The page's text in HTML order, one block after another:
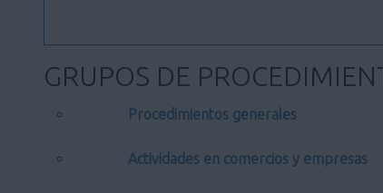
GRUPOS DE
Procedimientos generales
Actividades en comercios y empresas